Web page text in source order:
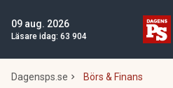
09 aug. 2026
Läsare idag: 63 904
Dagensps.se Börs & Finans